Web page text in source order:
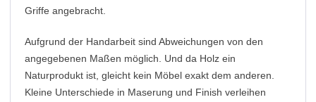
Griffe angebracht.
Aufgrund der Handarbeit sind Abweichungen von den
angegebenen Maßen möglich. Und da Holz ein
Naturprodukt ist, gleicht kein Möbel exakt dem anderen.
Kleine Unterschiede in Maserung und Finish verleihen